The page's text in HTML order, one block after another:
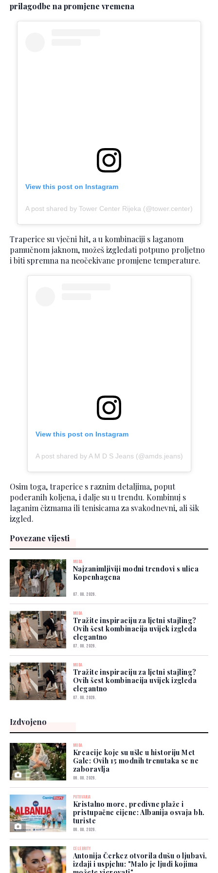
prilagodbe na promjene vremena
View this post on Instagram
A post shared by Tower Center Rijeka (@tower.center)
Traperice su vječni hit, a u kombinaciji s laganom
pamučnom jaknom, možeš izgledati potpuno proljetno
i biti spremna na neočekivane promjene temperature.
View this post on Instagram
A post shared by A M D S Jeans (@amds.jeans)
Osim toga, traperice s raznim detaljima, poput
poderanih koljena, i dalje su u trendu. Kombinuj s
laganim čizmama ili tenisicama za svakodnevni, ali šik
izgled.
Povezane vijesti
MODA
Najzanimljiviji modni trendovi s ulica
Kopenhagena
07. 08. 2026.
MODA
Tražite inspiraciju za ljetni stajling?
Ovih šest kombinacija uvijek izgleda
elegantno
07. 08. 2026.
MODA
Tražite inspiraciju za ljetni stajling?
Ovih šest kombinacija uvijek izgleda
elegantno
07. 08. 2026.
Izdvojeno
MODA
Kreacije koje su ušle u historiju Met
Gale: Ovih 15 modnih trenutaka se ne
zaboravlja
06. 08. 2026.
PUTOVANJA
Kristalno more, predivne plaže i
pristupačne cijene: Albanija osvaja bh.
turiste
06. 08. 2026.
CELEBRITY
Antonija Čerkez otvorila dušu o ljubavi,
izdaji i uspjehu: "Malo je ljudi kojima